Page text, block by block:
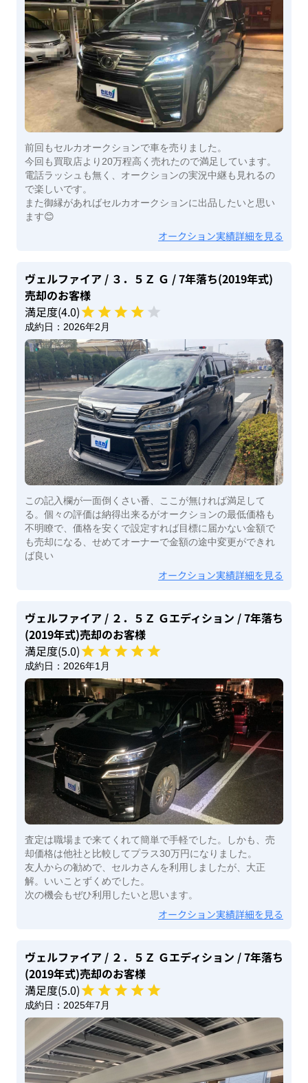
前回もセルカオークションで車を売りました。
今回も買取店より20万程高く売れたので満足しています。
電話ラッシュも無く、オークションの実況中継も見れるの
で楽しいです。
また御縁があればセルカオークションに出品したいと思い
ます😊
オークション実績詳細を見る
ヴェルファイア / ３．５Ｚ Ｇ / 7年落ち(2019年式)
売却のお客様
満足度(4.0)
成約日： 2026年2月
この記入欄が一面倒くさい番、ここが無ければ満足して
る。個々の評価は納得出来るがオークションの最低価格も
不明瞭で、価格を安くで設定すれば目標に届かない金額で
も売却になる、せめてオーナーで金額の途中変更ができれ
ば良い
オークション実績詳細を見る
ヴェルファイア / ２．５Ｚ Ｇエディション / 7年落ち
(2019年式)売却のお客様
満足度(5.0)
成約日： 2026年1月
査定は職場まで来てくれて簡単で手軽でした。しかも、売
却価格は他社と比較してプラス30万円になりました。
友人からの勧めで、セルカさんを利用しましたが、大正
解。いいことずくめでした。
次の機会もぜひ利用したいと思います。
オークション実績詳細を見る
ヴェルファイア / ２．５Ｚ Ｇエディション / 7年落ち
(2019年式)売却のお客様
満足度(5.0)
成約日： 2025年7月